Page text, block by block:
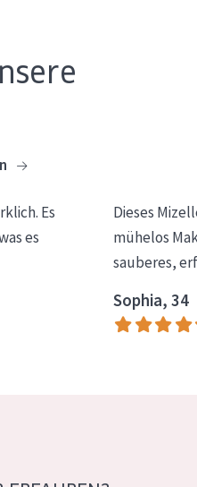
Es
es
Dieses
mühelos
sauberes,
Sophia, 34